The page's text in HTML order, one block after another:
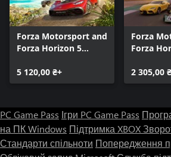
Forza Motorsport and
Forza Horizon 5
Bundle
5 120,00 ₴+
Forza
Forza
Bundle
2 305,00 ₴
PC Game Pass Ігри PC Game Pass
на ПК Windows Підтримка XBOX
Стандарти спільноти Попередження